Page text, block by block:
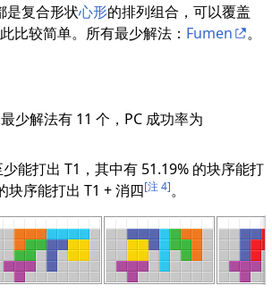
是复合形状心形的排列组合，可以覆盖
比较简单。所有最少解法： Fumen 。
少解法有 11 个，PC 成功率为
能打出 T1，其中有 51.19% 的块序能打
块序能打出 T1 + 消四[注 4]。